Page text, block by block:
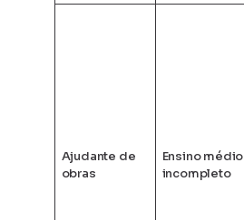
Ajudante de
obras
Ensino médio
incompleto